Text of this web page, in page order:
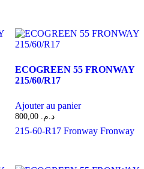
ECOGREEN 55 FRONWAY
215/60/R17
Ajouter au panier
د.م. 800,00
215-60-R17 Fronway Fronway